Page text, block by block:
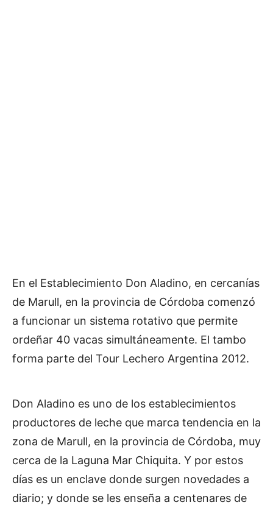
En el Establecimiento Don Aladino, en cercanías
de Marull, en la provincia de Córdoba comenzó
a funcionar un sistema rotativo que permite
ordeñar 40 vacas simultáneamente. El tambo
forma parte del Tour Lechero Argentina 2012.
Don Aladino es uno de los establecimientos
productores de leche que marca tendencia en la
zona de Marull, en la provincia de Córdoba, muy
cerca de la Laguna Mar Chiquita. Y por estos
días es un enclave donde surgen novedades a
diario; y donde se les enseña a centenares de